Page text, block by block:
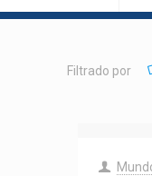
Filtrado por